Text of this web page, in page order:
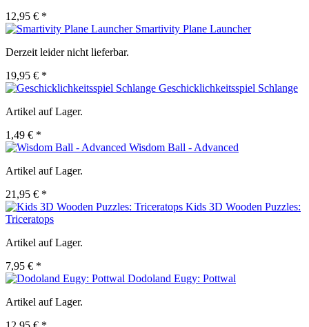
12,95 € *
Smartivity Plane Launcher
Derzeit leider nicht lieferbar.
19,95 € *
Geschicklichkeitsspiel Schlange
Artikel auf Lager.
1,49 € *
Wisdom Ball - Advanced
Artikel auf Lager.
21,95 € *
Kids 3D Wooden Puzzles:
Triceratops
Artikel auf Lager.
7,95 € *
Dodoland Eugy: Pottwal
Artikel auf Lager.